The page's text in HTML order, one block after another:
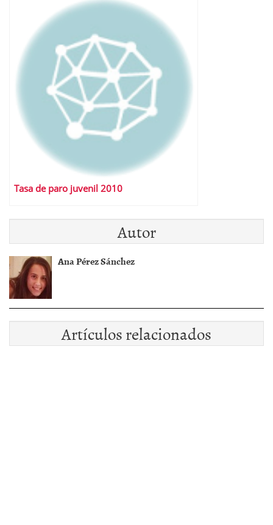
Tasa de paro juvenil 2010
Autor
Ana Pérez Sánchez
Artículos relacionados